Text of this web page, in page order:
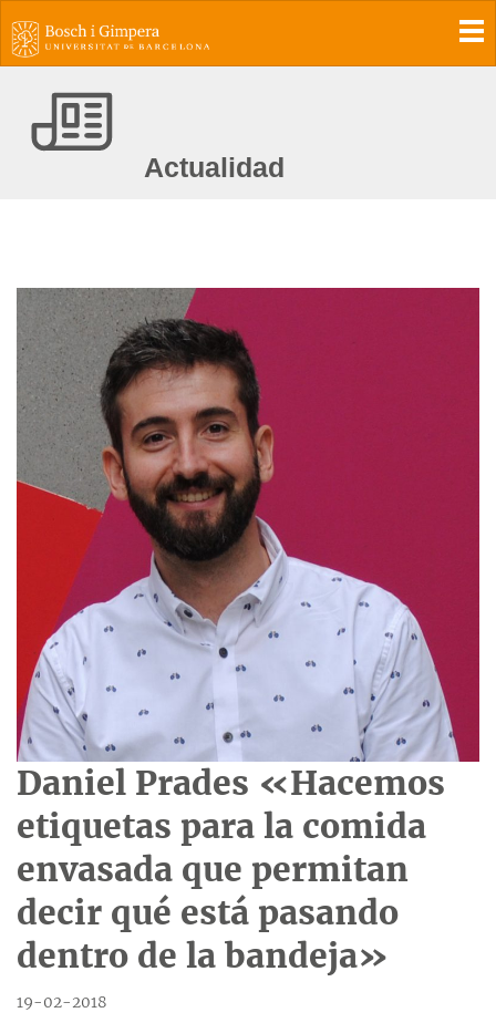
Actualidad
Daniel Prades «Hacemos
etiquetas para la comida
envasada que permitan
decir qué está pasando
dentro de la bandeja»
19-02-2018